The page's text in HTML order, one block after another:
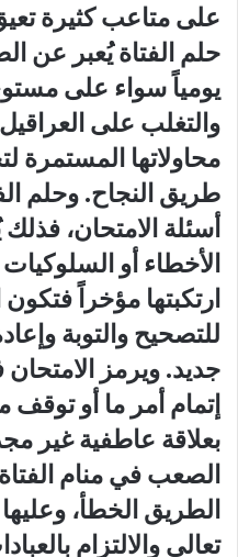
على متاعب كثيرة
حلم الفتاة يُعبر عن
يومياً سواء على
والتغلب على
محاولاتها المستمرة
طريق النجاح. وحلم
أسئلة الامتحان،
الأخطاء أو
ارتكبتها مؤخراً فتكون
للتصحيح والتوبة
جديد. ويرمز
إتمام أمر ما أو
بعلاقة عاطفية غير
الصعب في منام
الطريق الخطأ، وعليها
تعالى والالتزام